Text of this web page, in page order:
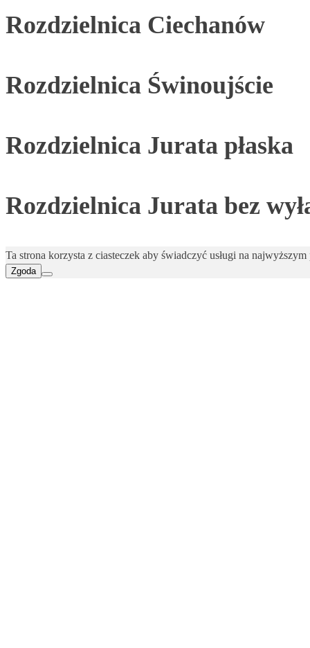
Rozdzielnica Ciechanów
Rozdzielnica Świnoujście
Rozdzielnica Jurata płaska
Rozdzielnica Jurata bez
Ta strona korzysta z ciasteczek aby świadczyć usługi na
Zgoda